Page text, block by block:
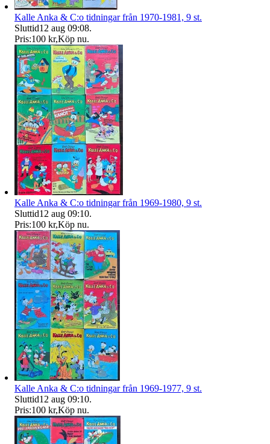
Kalle Anka & C:o tidningar från 1970-1981, 9 st.
Sluttid12 aug 09:08.
Pris:100 kr,Köp nu.
Kalle Anka & C:o tidningar från 1969-1980, 9 st.
Sluttid12 aug 09:10.
Pris:100 kr,Köp nu.
Kalle Anka & C:o tidningar från 1969-1977, 9 st.
Sluttid12 aug 09:10.
Pris:100 kr,Köp nu.